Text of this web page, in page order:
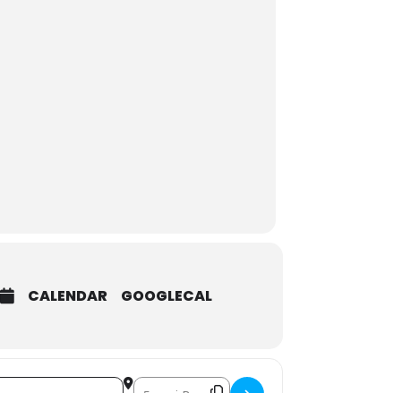
CALENDAR GOOGLECAL
Destination Address - Marché de Noël de l'Art []